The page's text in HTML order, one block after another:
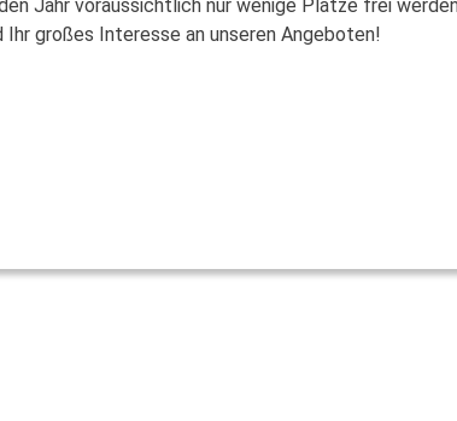
Jahr voraussichtlich nur wenige Plätze frei
Ihr großes Interesse an unseren Angeboten!